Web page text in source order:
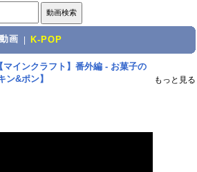
画 K-POP
【マインクラフト】番外編 - お菓子の
&ポン】
もっと見る